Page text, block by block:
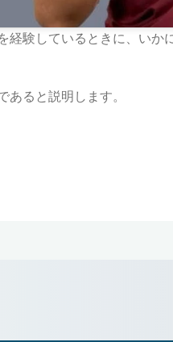
験しているときに、いか
ると説明します。